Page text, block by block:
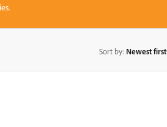
Sort by: Newest first